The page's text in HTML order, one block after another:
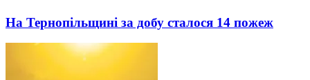
На Тернопільщині за добу сталося 14 пожеж